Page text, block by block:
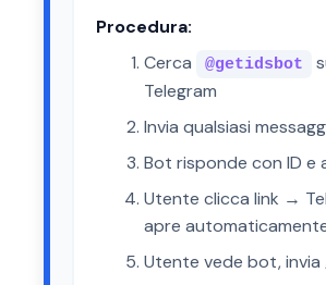
Procedura:
Cerca
@getidsbot
Telegram
Invia qualsiasi
Bot risponde con ID e
Utente clicca link →
apre
Utente vede bot,